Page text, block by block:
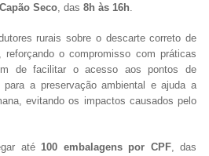
Seco , das 8h às 16h
rurais sobre o descarte correto de
reforçando o compromisso com práticas
de facilitar o acesso aos pontos de
a preservação ambiental e ajuda a
evitando os impactos causados pelo
até100 embalagens por CPF, das